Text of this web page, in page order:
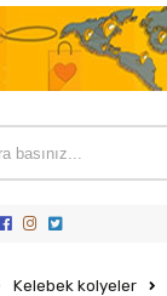
Kelebek kolyeler